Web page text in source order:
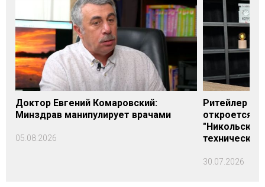
Доктор Евгений Комаровский:
Минздрав манипулирует врачами
05.08.2026
Ритейлер
откроется
технических
30.07.2026